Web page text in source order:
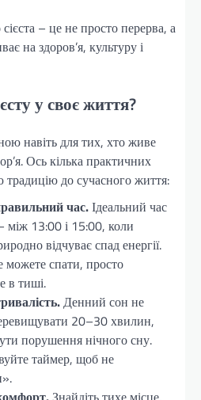
– це не просто перерва, а
на здоров’я, культуру і
у своє життя?
навіть для тих, хто живе
Ось кілька практичних
до сучасного життя:
час.Ідеальний час
між 13:00 і 15:00, коли
відчуває спад енергії.
спати, просто
в тиші.
Денний сон не
20–30 хвилин,
порушення нічного сну.
таймер, щоб не